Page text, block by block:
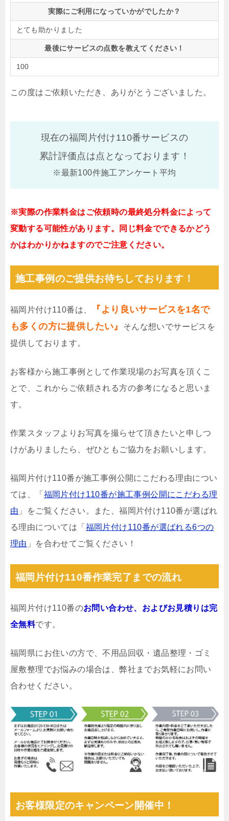
実際にご利用になっていかがでしたか？
とても助かりました
最後にサービスの点数を教えてください！
100
この度はご依頼いただき、ありがとうございました。
現在の福岡片付け110番サービスの
累計評価点は点となっております！
※最新100件施工アンケート平均
※実際の作業料金はご依頼時の最終処分料金によって
変動する可能性があります。同じ料金でできるかどう
かはわかりかねますのでご注意ください。
施工事例のご提供お待ちしております！
福岡片付け110番は、
『より良いサービスを1名で
も多くの方に提供したい』
そんな想いでサービスを
提供しております。
お客様から施工事例として作業現場のお写真を頂くこ
とで、これからご依頼される方の参考になると思いま
す。
作業スタッフよりお写真を撮らせて頂きたいと申しつ
けがありましたら、ぜひともご協力をお願いします。
福岡片付け110番が施工事例公開にこだわる理由につい
ては、「 福岡片付け110番が施工事例公開にこだわる理
由 」をご覧ください。また、福岡片付け110番が選ばれ
る理由については「 福岡片付け110番が選ばれる6つの
理由 」を合わせてご覧ください！
福岡片付け110番作業完了までの流れ
福岡片付け110番のお問い合わせ、およびお見積りは完
全無料です。
福岡県にお住いの方で、不用品回収・遺品整理・ゴミ
屋敷整理でお悩みの場合は、弊社までお気軽にお問い
合わせください。
お客様限定のキャンペーン開催中！